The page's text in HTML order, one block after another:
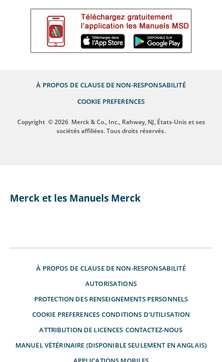
À PROPOS DE CLAUSE DE NON-RESPONSABILITÉ
COOKIE PREFERENCES
Copyright © 2026 Merck & Co., Inc., Rahway, NJ, États-Unis et ses
sociétés affiliées. Tous droits réservés.
Merck et les Manuels Merck
À PROPOS DE CLAUSE DE NON-RESPONSABILITÉ
AUTORISATIONS
PROTECTION DES RENSEIGNEMENTS PERSONNELS
COOKIE PREFERENCES CONDITIONS D'UTILISATION
ATTRIBUTION DE LICENCES CONTACTEZ-NOUS
MANUEL VÉTÉRINAIRE (DISPONIBLE SEULEMENT EN ANGLAIS)